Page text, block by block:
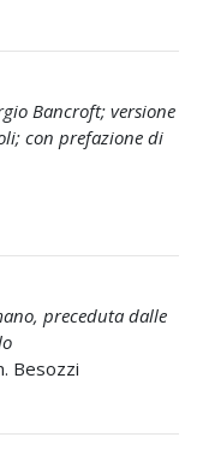
Bancroft; versione
con prefazione di
preceduta dalle
Besozzi